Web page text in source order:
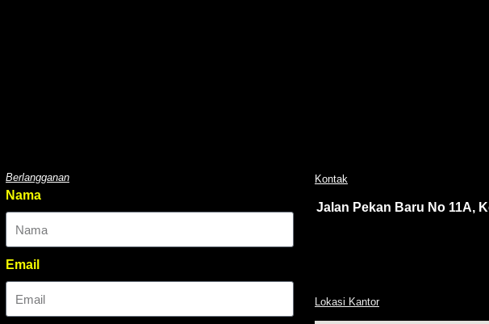
Berlangganan
Nama
Email
Kontak
Jalan Pekan Baru No 11A,
Lokasi Kantor